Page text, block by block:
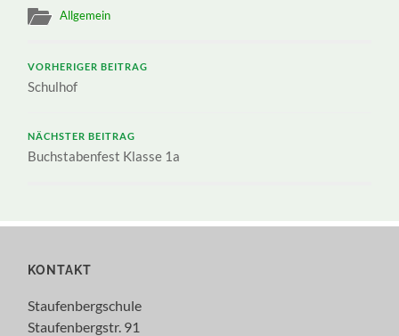
Allgemein
VORHERIGER BEITRAG
Schulhof
NÄCHSTER BEITRAG
Buchstabenfest Klasse 1a
KONTAKT
Staufenbergschule
Staufenbergstr. 91